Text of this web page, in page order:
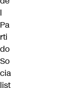
l
Pa
rti
do
So
cia
list